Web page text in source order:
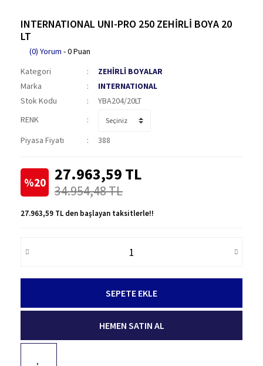
INTERNATIONAL UNI-PRO 250 ZEHİRLİ BOYA 20
LT
(0) Yorum - 0 Puan
Kategori
ZEHİRLİ BOYALAR
Marka
INTERNATIONAL
Stok Kodu
YBA204/20LT
RENK
Piyasa Fiyatı
388
%20 27.963,59 TL
34.954,48 TL
27.963,59 TL den başlayan taksitlerle!!
SEPETE EKLE
HEMEN SATIN AL